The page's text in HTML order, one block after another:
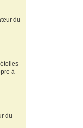
du
à
du